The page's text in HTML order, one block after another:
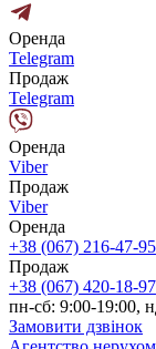
Оренда
Telegram
Продаж
Telegram
Оренда
Viber
Продаж
Viber
Оренда
+38 (067) 216-47-95
Продаж
+38 (067) 420-18-97
пн-сб: 9:00-19:00,
Замовити дзвінок